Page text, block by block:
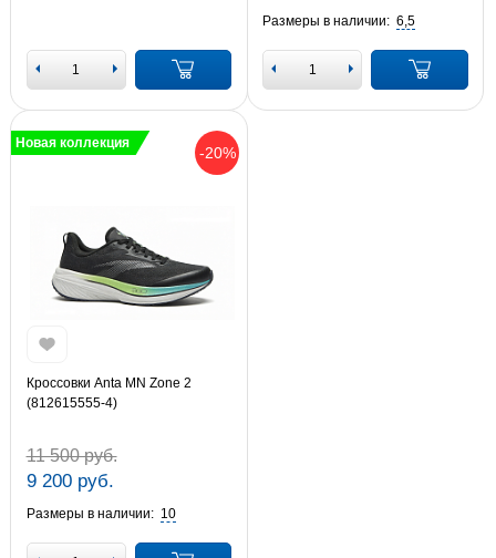
Размеры в наличии: 6,5
-20%
Новая коллекция
Кроссовки Anta MN Zone 2
(812615555-4)
11 500 руб.
9 200 руб.
Размеры в наличии: 10